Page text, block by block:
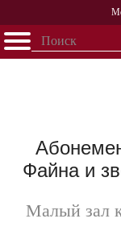
Открыть - закрыть
Файна и
Малый зал